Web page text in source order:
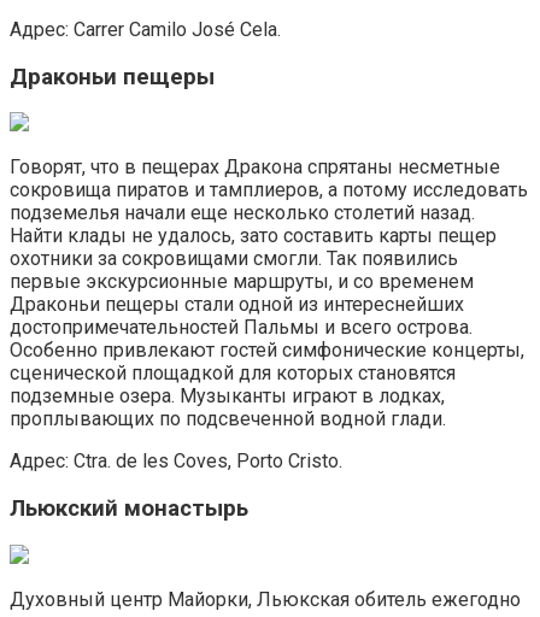
Адрес: Carrer Camilo José Cela.
Драконьи пещеры
Говорят, что в пещерах Дракона спрятаны несметные
сокровища пиратов и тамплиеров, а потому исследовать
подземелья начали еще несколько столетий назад.
Найти клады не удалось, зато составить карты пещер
охотники за сокровищами смогли. Так появились
первые экскурсионные маршруты, и со временем
Драконьи пещеры стали одной из интереснейших
достопримечательностей Пальмы и всего острова.
Особенно привлекают гостей симфонические концерты,
сценической площадкой для которых становятся
подземные озера. Музыканты играют в лодках,
проплывающих по подсвеченной водной глади.
Адрес: Ctra. de les Coves, Porto Cristo.
Льюкский монастырь
Духовный центр Майорки, Льюкская обитель ежегодно